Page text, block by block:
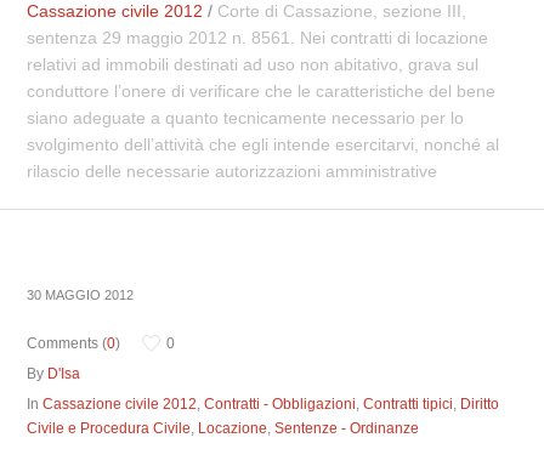
Cassazione civile 2012 / Corte di Cassazione, sezione III,
sentenza 29 maggio 2012 n. 8561. Nei contratti di locazione
relativi ad immobili destinati ad uso non abitativo, grava sul
conduttore l’onere di verificare che le caratteristiche del bene
siano adeguate a quanto tecnicamente necessario per lo
svolgimento dell’attività che egli intende esercitarvi, nonché al
rilascio delle necessarie autorizzazioni amministrative
30 MAGGIO 2012
Comments (0)
0
By D'Isa
InCassazione civile 2012,Contratti - Obbligazioni,Contratti tipici, Diritto
Civile e Procedura Civile, Locazione,Sentenze - Ordinanze